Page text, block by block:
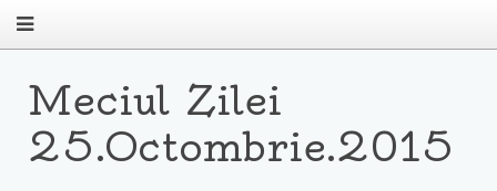
Meciul Zilei
25.Octombrie.2015